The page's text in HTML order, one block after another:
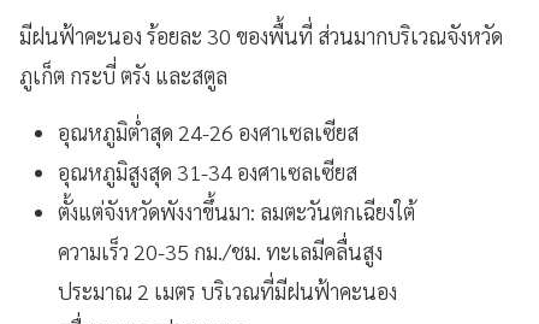
มีฝนฟ้าคะนอง ร้อยละ 30 ของพื้นที่ ส่วนมากบริเวณจังหวัด
ภูเก็ต กระบี่ ตรัง และสตูล
อุณหภูมิต่ำสุด 24-26 องศาเซลเซียส
อุณหภูมิสูงสุด 31-34 องศาเซลเซียส
ตั้งแต่จังหวัดพังงาขึ้นมา: ลมตะวันตกเฉียงใต้
ความเร็ว 20-35 กม./ชม. ทะเลมีคลื่นสูง
ประมาณ 2 เมตร บริเวณที่มีฝนฟ้าคะนอง